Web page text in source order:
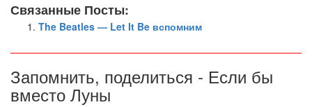
Связанные Посты:
The Beatles — Let It Be вспомним
Запомнить, поделиться - Если бы
вместо Луны